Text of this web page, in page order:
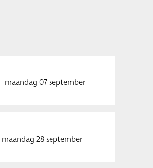
- maandag 07 september
maandag 28 september